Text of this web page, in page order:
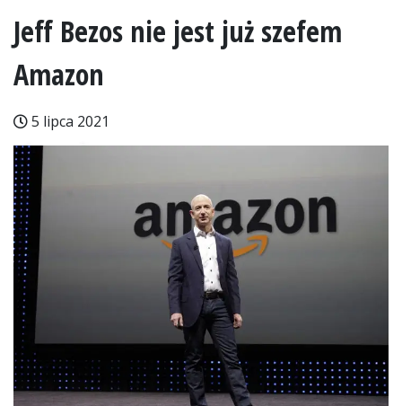
Jeff Bezos nie jest już szefem
Amazon
5 lipca 2021